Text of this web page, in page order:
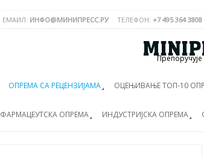
ЕМАИЛ: ИНФО@МИНИПРЕСС.РУ ТЕЛЕФОН: +7 495 364 3808
Препоручује
ОПРЕМА СА РЕЦЕНЗИЈАМА ОЦЕЊИВАЊЕ ТОП-10
ФАРМАЦЕУТСКА ОПРЕМА ИНДУСТРИЈСКА ОПРЕМА